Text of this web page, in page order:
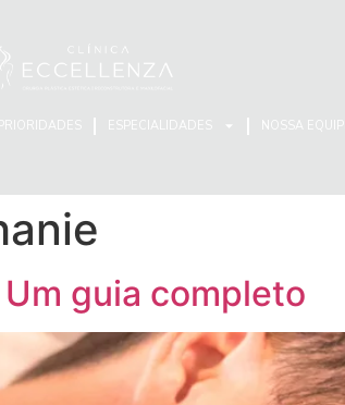
ESPECIALIDADES NOSSA EQUIPE
guia completo